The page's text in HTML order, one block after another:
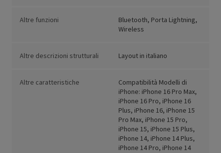
Altre funzioni
Bluetooth, Porta Lightning,
Wireless
Altre descrizioni strutturali Layout in italiano
Altre caratteristiche
Compatibilità Modelli di
iPhone: iPhone 16 Pro Max,
iPhone 16 Pro, iPhone 16
Plus, iPhone 16, iPhone 15
Pro Max, iPhone 15 Pro,
iPhone 15, iPhone 15 Plus,
iPhone 14, iPhone 14 Plus,
iPhone 14 Pro, iPhone 14